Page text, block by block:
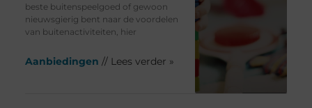
beste buitenspeelgoed of gewoon
nieuwsgierig bent naar de voordelen
van buitenactiviteiten, hier
Aanbiedingen // Lees verder »